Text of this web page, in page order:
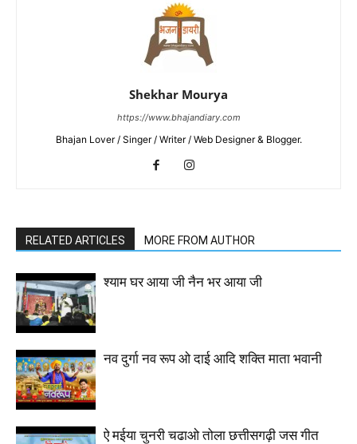
Shekhar Mourya
https://www.bhajandiary.com
Bhajan Lover / Singer / Writer / Web Designer & Blogger.
RELATED ARTICLES MORE FROM AUTHOR
श्याम घर आया जी नैन भर आया जी
नव दुर्गा नव रूप ओ दाई आदि शक्ति माता भवानी
ऐ मईया चुनरी चढाओ तोला छत्तीसगढ़ी जस गीत